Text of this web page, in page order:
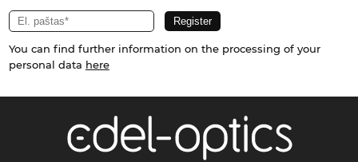
You can find further information on the processing of your
personal data here